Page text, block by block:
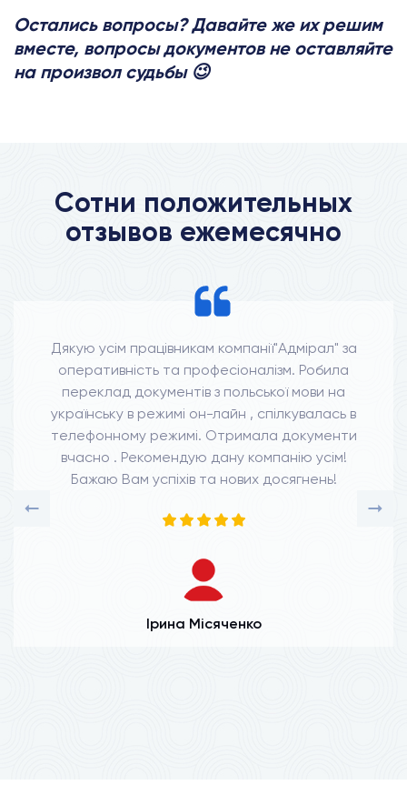
Остались вопросы? Давайте же их решим
вместе, вопросы документов не оставляйте
на произвол судьбы 😉
Сотни положительных
отзывов ежемесячно
Дякую усім працівникам компанії"Адмірал" за
оперативність та професіоналізм. Робила
переклад документів з польської мови на
українську в режимі он-лайн , спілкувалась в
телефонному режимі. Отримала документи
вчасно . Рекомендую дану компанію усім!
Бажаю Вам успіхів та нових досягнень!
Ірина Місяченко